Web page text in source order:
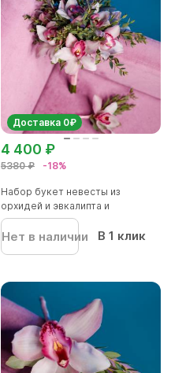
Доставка 0₽
5380 ₽ -18%
4 400 ₽
Набор букет невесты из
орхидей и эвкалипта и
бутоньерка
Нет в наличии В 1 клик